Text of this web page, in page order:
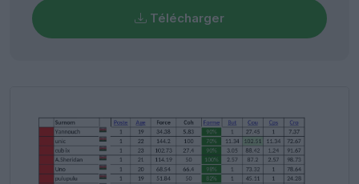
Télécharger